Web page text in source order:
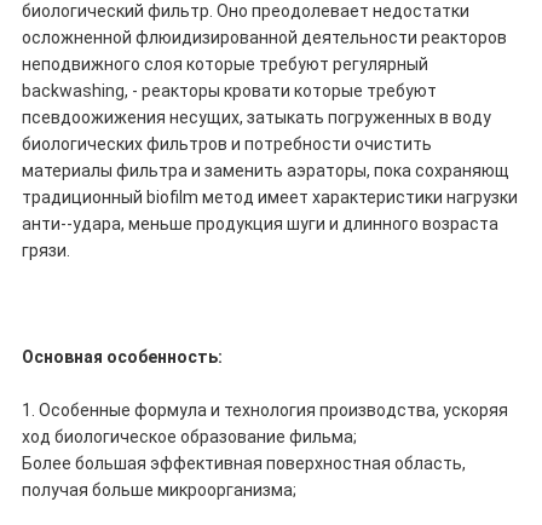
биологический фильтр. Оно преодолевает недостатки
осложненной флюидизированной деятельности реакторов
неподвижного слоя которые требуют регулярный
backwashing, - реакторы кровати которые требуют
псевдоожижения несущих, затыкать погруженных в воду
биологических фильтров и потребности очистить
материалы фильтра и заменить аэраторы, пока сохраняющ
традиционный biofilm метод имеет характеристики нагрузки
анти--удара, меньше продукция шуги и длинного возраста
грязи.
Основная особенность:
1. Особенные формула и технология производства, ускоряя
ход биологическое образование фильма;
Более большая эффективная поверхностная область,
получая больше микроорганизма;